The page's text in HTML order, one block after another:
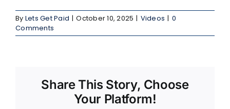
By Lets Get Paid | October 10, 2025 | Videos | 0
Comments
Share This Story, Choose
Your Platform!